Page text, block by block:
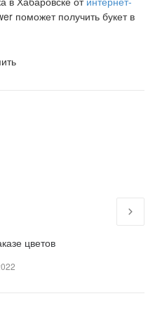
поможет получить букет в
цветов